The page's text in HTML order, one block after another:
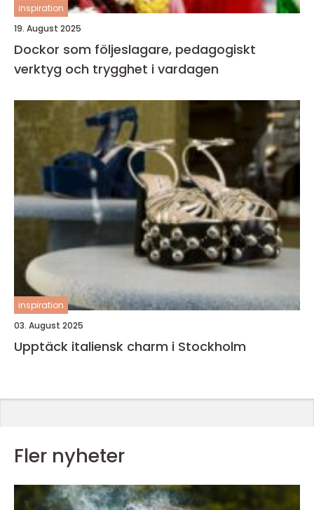
inspiration
19. August 2025
Dockor som följeslagare, pedagogiskt
verktyg och trygghet i vardagen
inspiration
03. August 2025
Upptäck italiensk charm i Stockholm
Fler nyheter